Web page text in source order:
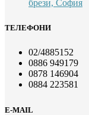
брези, София
ТЕЛЕФОНИ
02/4885152
0886 949179
0878 146904
0884 223581
E-MAIL